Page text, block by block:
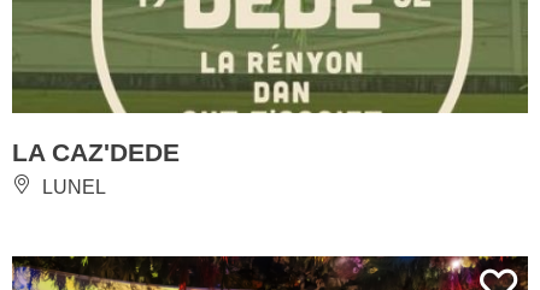
LA CAZ'DEDE
LUNEL